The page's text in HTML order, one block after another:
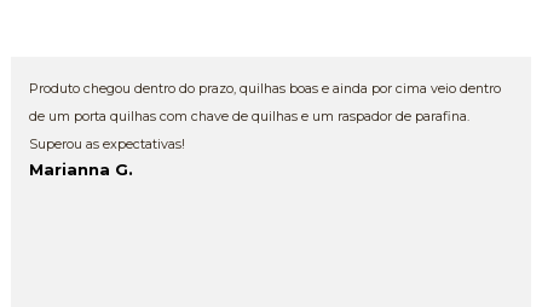
Produto chegou dentro do prazo, quilhas boas e ainda por cima veio dentro
de um porta quilhas com chave de quilhas e um raspador de parafina.
Superou as expectativas!
Marianna G.